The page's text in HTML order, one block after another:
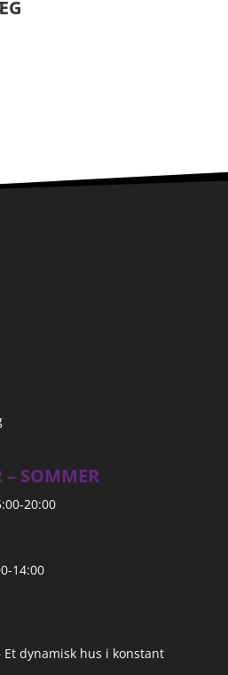
SOMMER
20:00
14:00
Et dynamisk hus i konstant